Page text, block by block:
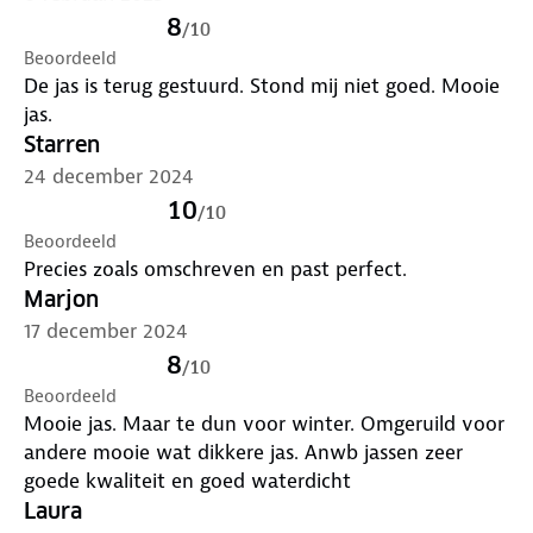
8/10
Beoordeeld
De jas is terug gestuurd. Stond mij niet goed. Mooie
jas.
Starren
24 december 2024
10/10
Beoordeeld
Precies zoals omschreven en past perfect.
Marjon
17 december 2024
8/10
Beoordeeld
Mooie jas. Maar te dun voor winter. Omgeruild voor
andere mooie wat dikkere jas. Anwb jassen zeer
goede kwaliteit en goed waterdicht
Laura